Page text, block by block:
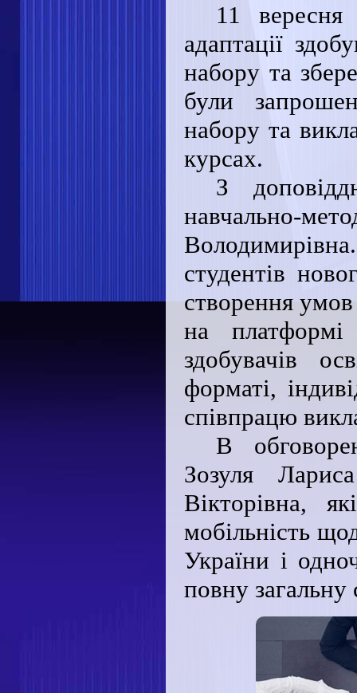
11
адаптації
набору та
були
набору та
курсах.
З
навчально-
студентів
створення
на
здобувачів
форматі,
співпрацю
В
Зозуля
Вікторівна,
мобільність
України і
повну